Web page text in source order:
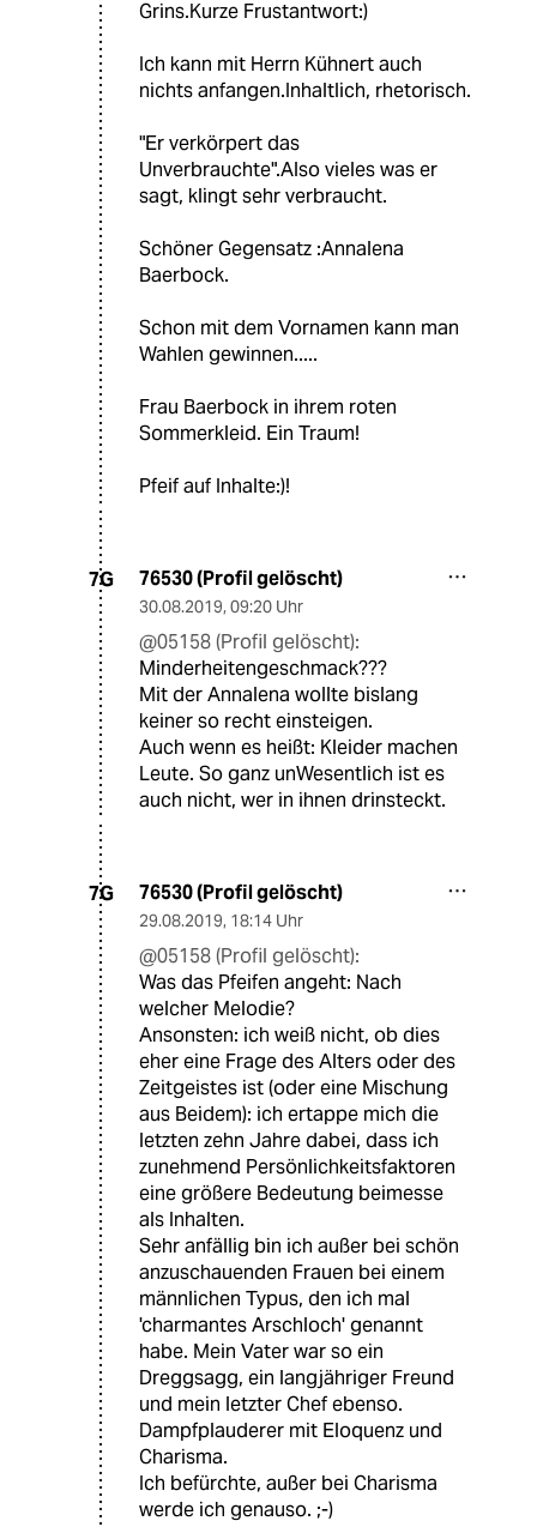
Grins.Kurze Frustantwort:)
Ich kann mit Herrn Kühnert auch
nichts anfangen.Inhaltlich, rhetorisch.
"Er verkörpert das
Unverbrauchte".Also vieles was er
sagt, klingt sehr verbraucht.
Schöner Gegensatz :Annalena
Baerbock.
Schon mit dem Vornamen kann man
Wahlen gewinnen.....
Frau Baerbock in ihrem roten
Sommerkleid. Ein Traum!
Pfeif auf Inhalte:)!
7G 76530 (Profil gelöscht)
30.08.2019, 09:20 Uhr
@05158 (Profil gelöscht):
Minderheitengeschmack???
Mit der Annalena wollte bislang
keiner so recht einsteigen.
Auch wenn es heißt: Kleider machen
Leute. So ganz unWesentlich ist es
auch nicht, wer in ihnen drinsteckt.
7G 76530 (Profil gelöscht)
29.08.2019, 18:14 Uhr
@05158 (Profil gelöscht):
Was das Pfeifen angeht: Nach
welcher Melodie?
Ansonsten: ich weiß nicht, ob dies
eher eine Frage des Alters oder des
Zeitgeistes ist (oder eine Mischung
aus Beidem): ich ertappe mich die
letzten zehn Jahre dabei, dass ich
zunehmend Persönlichkeitsfaktoren
eine größere Bedeutung beimesse
als Inhalten.
Sehr anfällig bin ich außer bei schön
anzuschauenden Frauen bei einem
männlichen Typus, den ich mal
'charmantes Arschloch' genannt
habe. Mein Vater war so ein
Dreggsagg, ein langjähriger Freund
und mein letzter Chef ebenso.
Dampfplauderer mit Eloquenz und
Charisma.
Ich befürchte, außer bei Charisma
werde ich genauso. ;-)